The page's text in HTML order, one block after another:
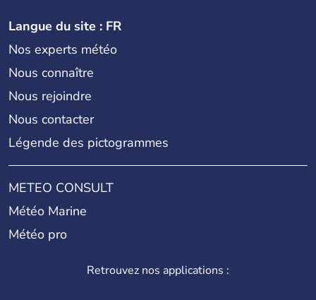
Langue du site : FR
Nos experts météo
Nous connaître
Nous rejoindre
Nous contacter
Légende des pictogrammes
METEO CONSULT
Météo Marine
Météo pro
Retrouvez nos applications :